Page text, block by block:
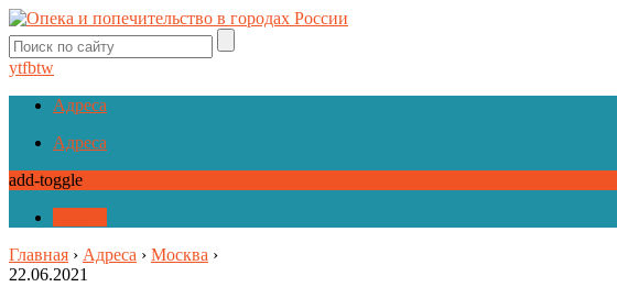
ytfbtw
Адреса
Адреса
add-toggle
Главная › Адреса › Москва ›
22.06.2021